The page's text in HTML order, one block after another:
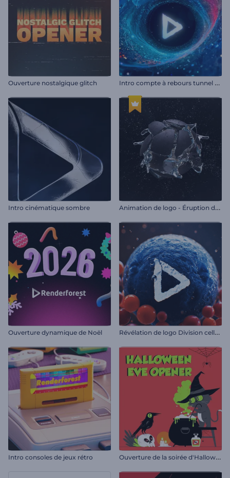
Ouverture nostalgique glitch I
ntro compte à rebours tunnel cosmique
Intro cinématique sombre A
nimation de logo - Éruption de la sphère
Ouverture dynamique de Noël R
évélation de logo Division cellulaire
Intro consoles de jeux rétro O
uverture de la soirée d'Halloween